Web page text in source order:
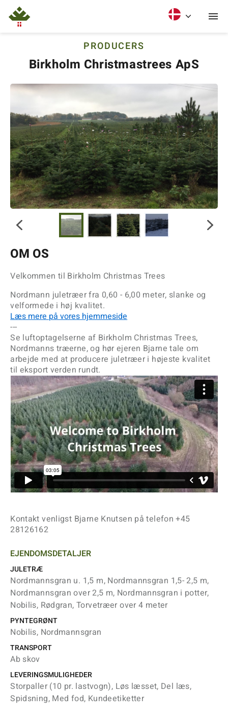
PRODUCERS
Birkholm Christmastrees ApS
OM OS
Velkommen til Birkholm Christmas Trees
Nordmann juletræer fra 0,60 - 6,00 meter, slanke og
velformede i høj kvalitet.
Læs mere på vores hjemmeside
---
Se luftoptagelserne af Birkholm Christmas Trees,
Nordmanns træerne, og hør ejeren Bjarne tale om
arbejde med at producere juletræer i højeste kvalitet
til eksport verden rundt.
Kontakt venligst Bjarne Knutsen på telefon +45
28126162
EJENDOMSDETALJER
JULETRÆ
Nordmannsgran u. 1,5 m, Nordmannsgran 1,5- 2,5 m,
Nordmannsgran over 2,5 m, Nordmannsgran i potter,
Nobilis, Rødgran, Torvetræer over 4 meter
PYNTEGRØNT
Nobilis, Nordmannsgran
TRANSPORT
Ab skov
LEVERINGSMULIGHEDER
Storpaller (10 pr. lastvogn), Løs læsset, Del læs,
Spidsning, Med fod, Kundeetiketter